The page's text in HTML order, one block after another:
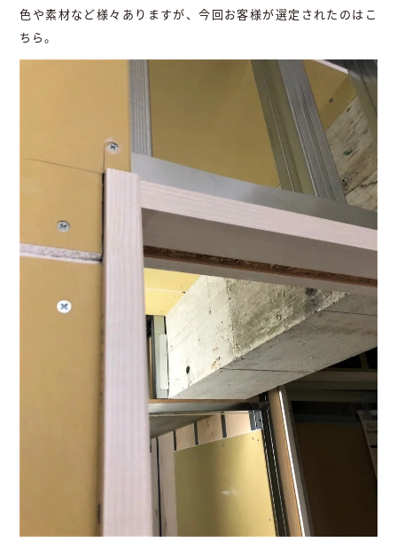
色や素材など様々ありますが、今回お客様が選定されたのはこ
ちら。